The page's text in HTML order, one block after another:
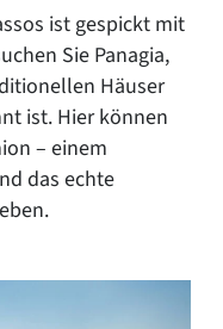
ist gespickt mit
Sie Panagia,
Häuser
ist. Hier können
– einem
das echte